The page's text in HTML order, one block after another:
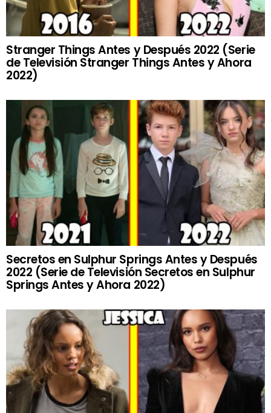
Stranger Things Antes y Después 2022 (Serie
de Televisión Stranger Things Antes y Ahora
2022)
Secretos en Sulphur Springs Antes y Después
2022 (Serie de Televisión Secretos en Sulphur
Springs Antes y Ahora 2022)